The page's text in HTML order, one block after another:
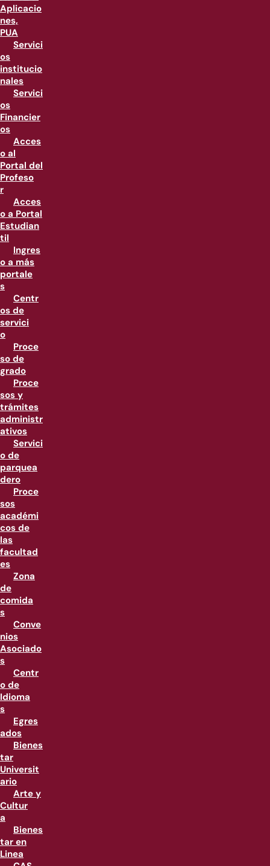
Aplicacio
nes,
PUA
Servici
os
institucio
nales
Servici
os
Financier
os
Acces
o al
Portal del
Profeso
r
Acces
o a Portal
Estudian
til
Ingres
o a más
portale
s
Centr
os de
servici
o
Proce
so de
grado
Proce
sos y
trámites
administr
ativos
Servici
o de
parquea
dero
Proce
sos
académi
cos de
las
facultad
es
Zona
de
comida
s
Conve
nios
Asociado
s
Centr
o de
Idioma
s
Egres
ados
Bienes
tar
Universit
ario
Arte y
Cultur
a
Bienes
tar en
Linea